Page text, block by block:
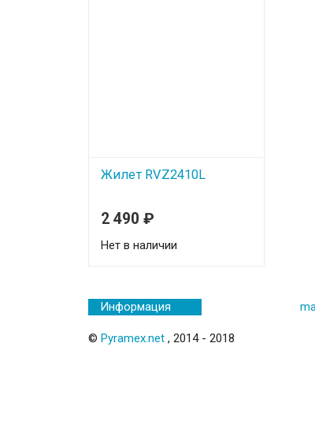
Жилет RVZ2410L
RVZ2410L размер L желтый
2 490₽
Нет в наличии
Информация
© Pyramex.net , 2014 - 2018